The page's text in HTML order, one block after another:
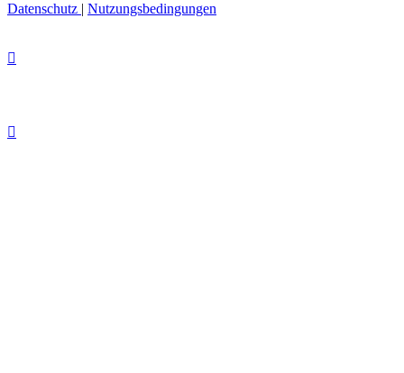
Datenschutz
Nutzungsbedingungen